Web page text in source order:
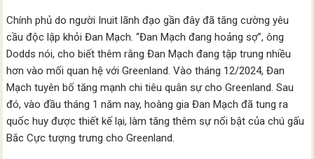
Chính phủ do người Inuit lãnh đạo gần đây đã tăng cường yêu
cầu độc lập khỏi Đan Mạch. “Đan Mạch đang hoảng sợ”, ông
Dodds nói, cho biết thêm rằng Đan Mạch đang tập trung nhiều
hơn vào mối quan hệ với Greenland. Vào tháng 12/2024, Đan
Mạch tuyên bố tăng mạnh chi tiêu quân sự cho Greenland. Sau
đó, vào đầu tháng 1 năm nay, hoàng gia Đan Mạch đã tung ra
quốc huy được thiết kế lại, làm tăng thêm sự nổi bật của chú gấu
Bắc Cực tượng trưng cho Greenland.